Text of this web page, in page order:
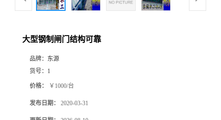
大型钢制闸门结构可靠
品牌： 东源
货号： 1
价格： ￥1000/台
发布日期： 2020-03-31